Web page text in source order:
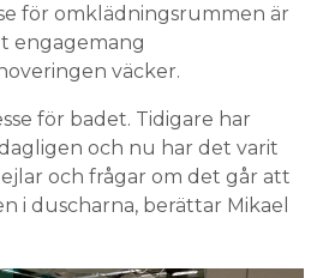
för omklädningsrummen är
engagemang
väcker.
för badet. Tidigare har
och nu har det varit
och frågar om det går att
i duscharna, berättar Mikael